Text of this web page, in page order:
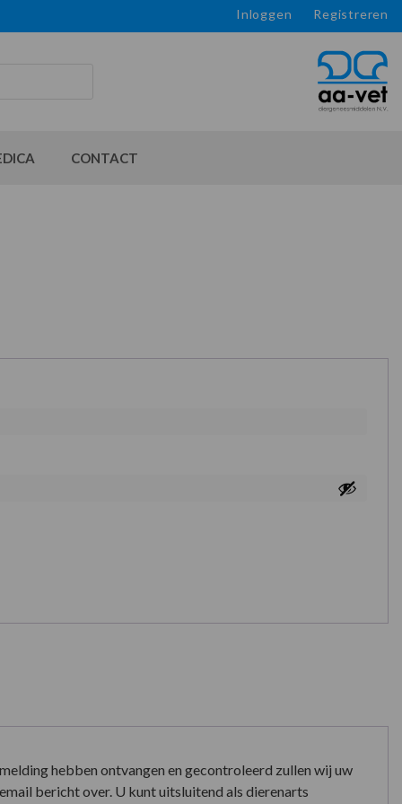
Inloggen Registreren
CONTACT
hebben ontvangen en gecontroleerd zullen wij uw
bericht over. U kunt uitsluitend als dierenarts